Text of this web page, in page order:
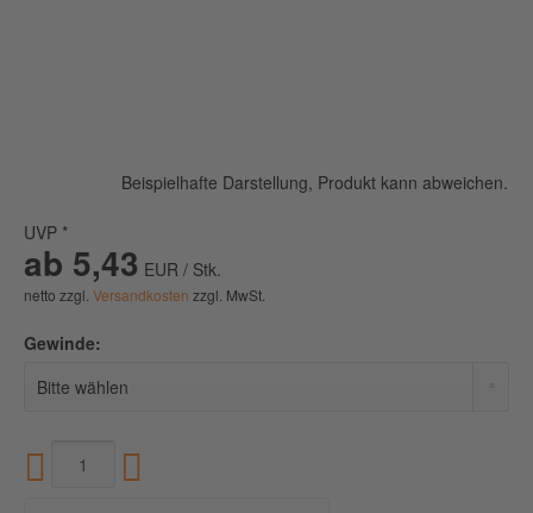
Beispielhafte Darstellung, Produkt kann abweichen.
UVP *
ab 5,43 EUR / Stk.
netto zzgl. Versandkosten zzgl. MwSt.
Gewinde: